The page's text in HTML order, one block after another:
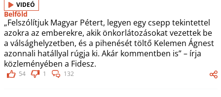
VIDEÓ
Belföld
„Felszólítjuk Magyar Pétert, legyen egy csepp tekintettel
azokra az emberekre, akik önkorlátozásokat vezettek be
a válsághelyzetben, és a pihenését töltő Kelemen Ágnest
azonnali hatállyal rúgja ki. Akár kommentben is” – írja
közleményében a Fidesz.
54 1 132